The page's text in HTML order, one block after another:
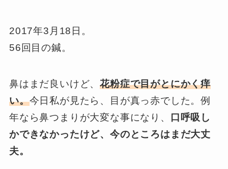
2017年3月18日。
56回目の鍼。
鼻はまだ良いけど、花粉症で目がとにかく痒
い。今日私が見たら、目が真っ赤でした。例
年なら鼻つまりが大変な事になり、
口呼吸し
かできなかったけど、今のところはまだ大丈
夫。